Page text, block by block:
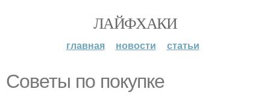
ЛАЙФХАКИ
главная новости статьи
Советы по покупке